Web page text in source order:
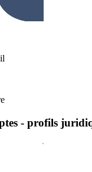
- profils